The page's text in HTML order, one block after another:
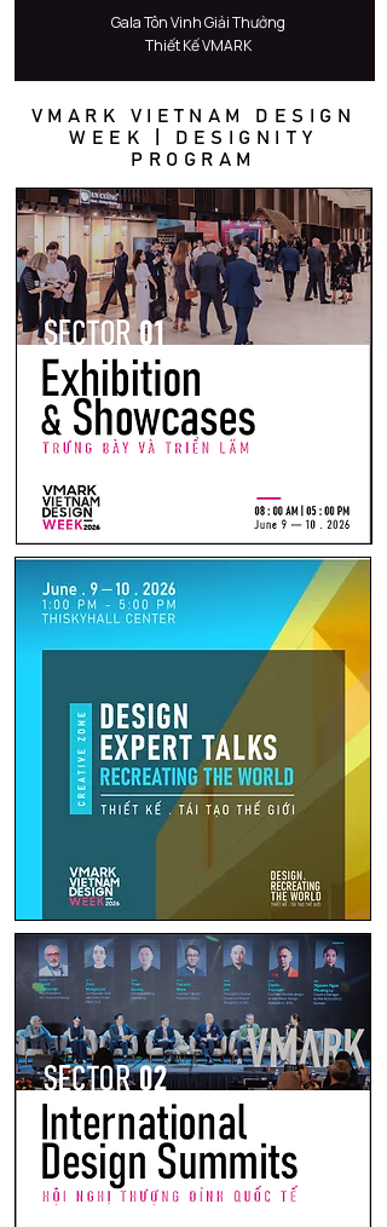
Gala Tôn Vinh Giải Thưởng
Thiết Kế VMARK
VMARK VIETNAM DESIGN
WEEK | DESIGNITY
PROGRAM